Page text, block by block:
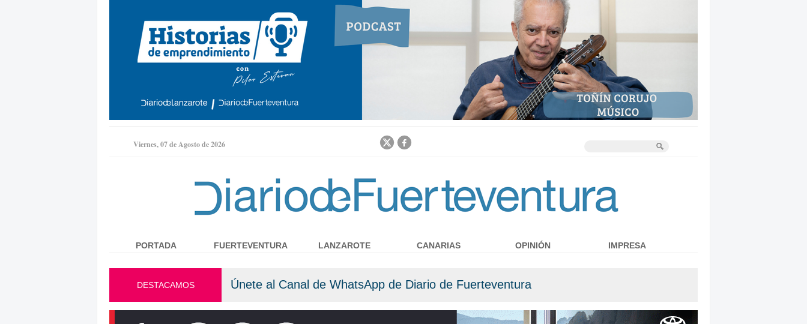
Jump to navigation
Viernes, 07 de Agosto de 2026
DESTACAMOS Únete al Canal de WhatsApp de Diario de Fuerteventura
PORTADA FUERTEVENTURA LANZAROTE CANARIAS OPINIÓN IMPRESA